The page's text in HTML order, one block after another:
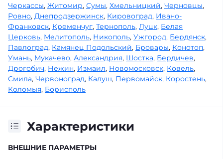
Черкассы, Житомир, Сумы, Хмельницкий, Черновцы,
Ровно, Днепродзержинск, Кировоград, Ивано-
Франковск, Кременчуг, Тернополь, Луцк, Белая
Церковь, Мелитополь, Никополь, Ужгород, Бердянск,
Павлоград, Камянец Подольский, Бровары, Конотоп,
Умань, Мукачево, Александрия, Шостка, Бердичев,
Дрогобич, Нежин, Измаил, Новомосковск, Ковель,
Смила, Червоноград, Калуш, Первомайск, Коростень,
Коломыя, Борисполь
Характеристики
ВНЕШНИЕ ПАРАМЕТРЫ